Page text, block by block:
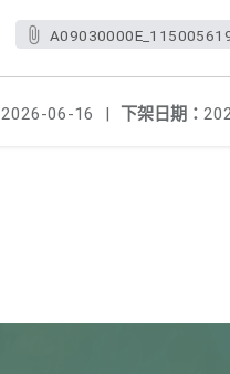
下架日期：
2026-06-16 |